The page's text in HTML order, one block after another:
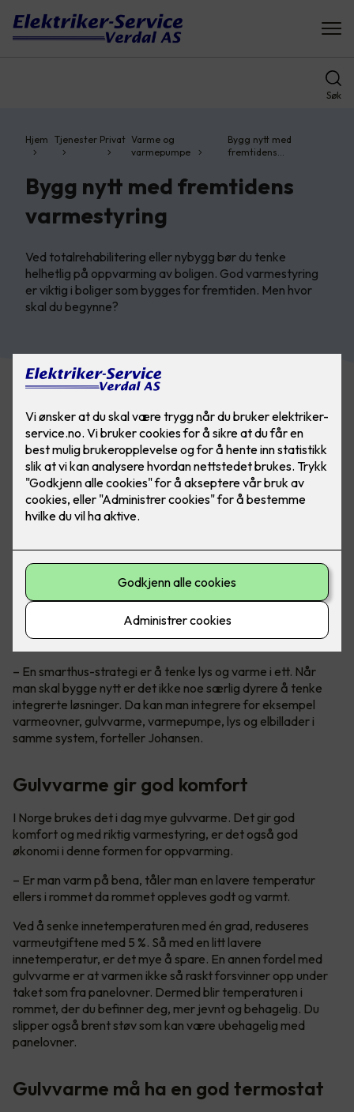
Søk
Hjem Tjenester Privat Varme og
varmepumpe
Bygg nytt med
fremtidens…
Bygg nytt med fremtidens
varmestyring
Ved totalrehabilitering eller nybygg bør du tenke
helhetlig på oppvarming av boligen. God varmestyring
er viktig i boliger som bygges for fremtiden. Men hvor
skal du begynne?
Smarthus med alt integrert
Teknisk sjef i Micro Matic, Petter Johansen, anbefaler alle å
når man bygger nytt og kan planlegge alt fra
begynnelsen for en god driftsøkonomi.
– En smarthus-strategi er å tenke lys og varme i ett. Når
man skal bygge nytt er det ikke noe særlig dyrere å tenke
integrerte løsninger. Da kan man integrere for eksempel
varmeovner, gulvvarme, varmepumpe, lys og elbillader i
samme system, forteller Johansen.
Gulvvarme gir god komfort
I Norge brukes det i dag mye gulvvarme. Det gir god
komfort og med riktig varmestyring, er det også god
økonomi i denne formen for oppvarming.
– Er man varm på bena, tåler man en lavere temperatur
ellers i rommet da rommet oppleves godt og varmt.
Ved å senke innetemperaturen med én grad, reduseres
varmeutgiftene med 5 %. Så med en litt lavere
innetemperatur, er det mye å spare. En annen fordel med
gulvvarme er at varmen ikke så raskt forsvinner opp under
taket som fra panelovner. Dermed blir temperaturen i
rommet, der du befinner deg, mer jevnt og behagelig. Du
slipper også brent støv som kan være ubehagelig med
panelovner.
Gulvvarme må ha en god termostat